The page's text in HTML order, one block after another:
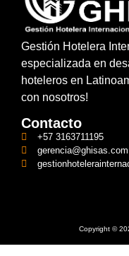
Gestión Hotelera
especializada en
hoteleros en
con nosotros!
Contacto
+57 3163711195
gerencia@ghisas.com
Copyright ©